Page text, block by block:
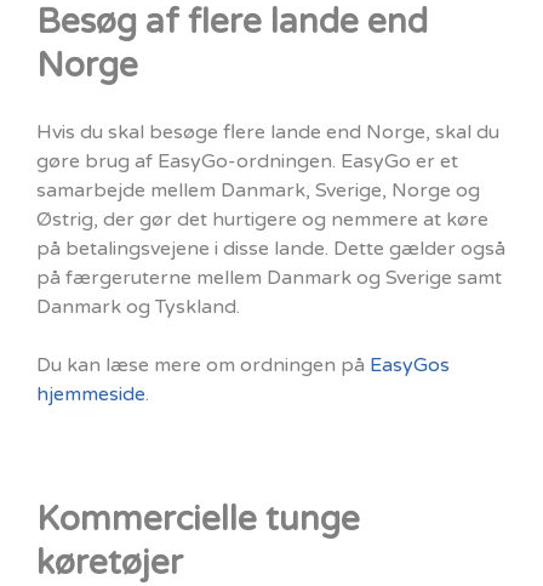
Besøg af flere lande end
Norge
Hvis du skal besøge flere lande end Norge, skal du
gøre brug af EasyGo-ordningen. EasyGo er et
samarbejde mellem Danmark, Sverige, Norge og
Østrig, der gør det hurtigere og nemmere at køre
på betalingsvejene i disse lande. Dette gælder også
på færgeruterne mellem Danmark og Sverige samt
Danmark og Tyskland.
Du kan læse mere om ordningen på EasyGos
hjemmeside.
Kommercielle tunge
køretøjer